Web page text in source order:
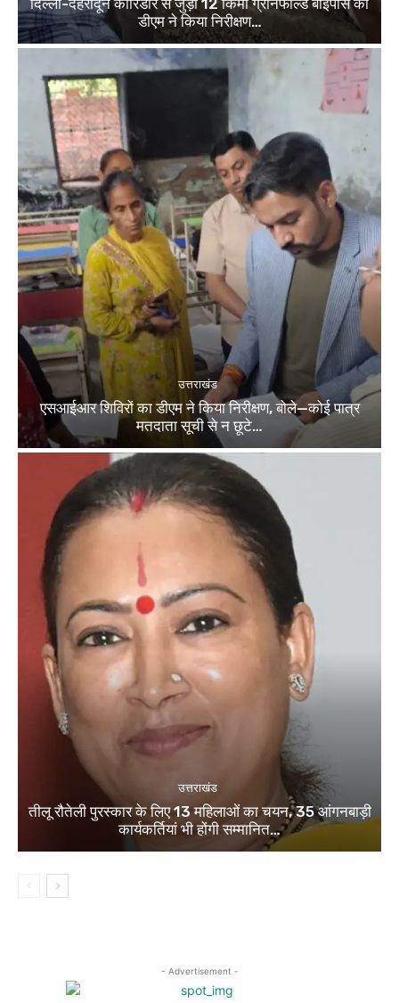
डीएम ने किया निरीक्षण…
उत्तराखंड
एसआईआर शिविरों का डीएम ने किया निरीक्षण, बोले—कोई पात्र
मतदाता सूची से न छूटे…
उत्तराखंड
तीलू रौतेली पुरस्कार के लिए 13 महिलाओं का चयन, 35 आंगनबाड़ी
कार्यकर्तियां भी होंगी सम्मानित…
- Advertisement -